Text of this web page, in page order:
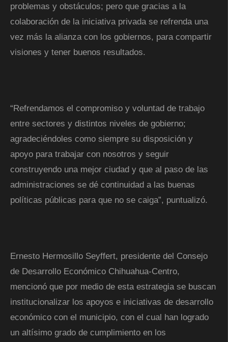
problemas y obstáculos; pero que gracias a la
colaboración de la iniciativa privada se refrenda una
vez más la alianza con los gobiernos, para compartir
visiones y tener buenos resultados.
“Refrendamos el compromiso y voluntad de trabajo
entre sectores y distintos niveles de gobierno;
agradeciéndoles como siempre su disposición y
apoyo para trabajar con nosotros y seguir
construyendo una mejor ciudad y que al paso de las
administraciones se dé continuidad a las buenas
políticas públicas para que no se caiga”, puntualizó.
Ernesto Hermosillo Seyffert, presidente del Consejo
de Desarrollo Económico Chihuahua-Centro,
mencionó que por medio de esta estrategia se buscan
institucionalizar los apoyos e iniciativas de desarrollo
económico con el municipio, con el cual han logrado
un altísimo grado de cumplimiento en los